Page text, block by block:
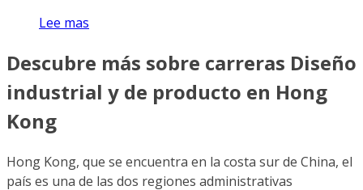
Lee mas
Descubre más sobre carreras Diseño
industrial y de producto en Hong
Kong
Hong Kong, que se encuentra en la costa sur de China, el
país es una de las dos regiones administrativas